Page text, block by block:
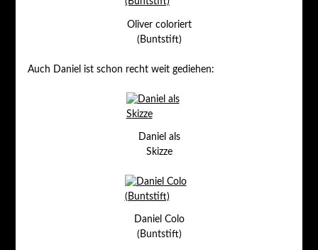
Oliver coloriert
(Buntstift)
Auch Daniel ist schon recht weit gediehen:
Daniel als
Skizze
Daniel Colo
(Buntstift)